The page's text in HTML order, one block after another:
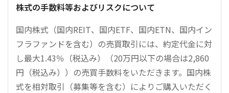
株式の手数料等およびリスクについて
国内株式（国内REIT、国内ETF、国内ETN、国内イン
フラファンドを含む）の売買取引には、約定代金に対
し最大1.43％（税込み）（20万円以下の場合は2,860
円（税込み））の売買手数料をいただきます。国内株
式を相対取引（募集等を含む）によりご購入いただく